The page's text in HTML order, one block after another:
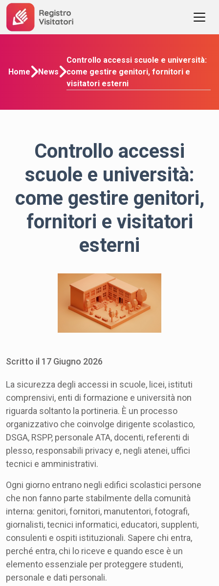
Home News
Controllo accessi scuole e università:
come gestire genitori, fornitori e
visitatori esterni
Controllo accessi
scuole e università:
come gestire genitori,
fornitori e visitatori
esterni
Scritto il 17 Giugno 2026
La sicurezza degli accessi in scuole, licei, istituti
comprensivi, enti di formazione e università non
riguarda soltanto la portineria. È un processo
organizzativo che coinvolge dirigente scolastico,
DSGA, RSPP, personale ATA, docenti, referenti di
plesso, responsabili privacy e, negli atenei, uffici
tecnici e amministrativi.
Ogni giorno entrano negli edifici scolastici persone
che non fanno parte stabilmente della comunità
interna: genitori, fornitori, manutentori, fotografi,
giornalisti, tecnici informatici, educatori, supplenti,
consulenti e ospiti istituzionali. Sapere chi entra,
perché entra, chi lo riceve e quando esce è un
elemento essenziale per proteggere studenti,
personale e dati personali.